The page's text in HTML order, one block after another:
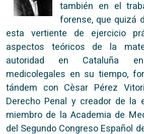
también en el
forense, que quizá
esta vertiente de ejercicio
aspectos teóricos de la
autoridad en Cataluña
medicolegales en su tiempo,
tándem con Cèsar Pérez
Derecho Penal y creador de la
miembro de la Academia de
del Segundo Congreso Español